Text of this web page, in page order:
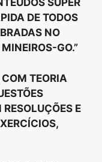
SUPER
DE TODOS
NO
GO.”
TEORIA
E